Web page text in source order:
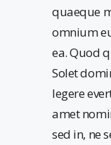
quaeque
omnium
ea. Quod
Solet
legere
amet
sed in, ne